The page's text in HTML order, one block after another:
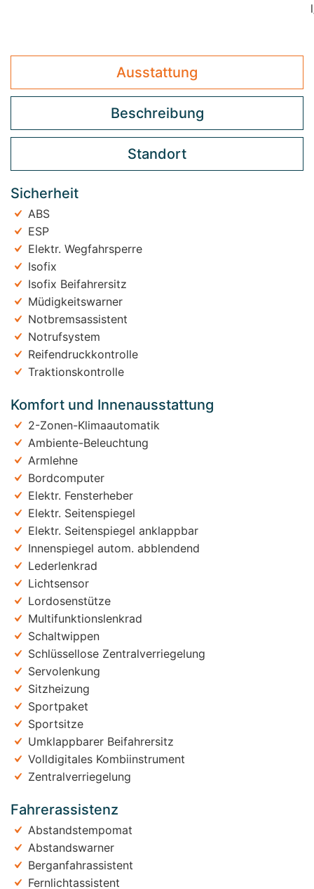
Ausstattung
Beschreibung
Standort
Sicherheit
ABS
ESP
Elektr. Wegfahrsperre
Isofix
Isofix Beifahrersitz
Müdigkeitswarner
Notbremsassistent
Notrufsystem
Reifendruckkontrolle
Traktionskontrolle
Komfort und Innenausstattung
2-Zonen-Klimaautomatik
Ambiente-Beleuchtung
Armlehne
Bordcomputer
Elektr. Fensterheber
Elektr. Seitenspiegel
Elektr. Seitenspiegel anklappbar
Innenspiegel autom. abblendend
Lederlenkrad
Lichtsensor
Lordosenstütze
Multifunktionslenkrad
Schaltwippen
Schlüssellose Zentralverriegelung
Servolenkung
Sitzheizung
Sportpaket
Sportsitze
Umklappbarer Beifahrersitz
Volldigitales Kombiinstrument
Zentralverriegelung
Fahrerassistenz
Abstandstempomat
Abstandswarner
Berganfahrassistent
Fernlichtassistent